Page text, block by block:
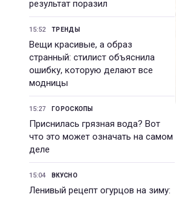
результат поразил
15:52 ТРЕНДЫ
Вещи красивые, а образ
странный: стилист объяснила
ошибку, которую делают все
модницы
15:27 ГОРОСКОПЫ
Приснилась грязная вода? Вот
что это может означать на самом
деле
15:04 ВКУСНО
Ленивый рецепт огурцов на зиму: